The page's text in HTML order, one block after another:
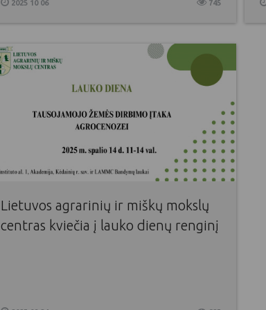
2025 10 06 745
Lietuvos agrarinių ir miškų mokslų
centras kviečia į lauko dienų renginį